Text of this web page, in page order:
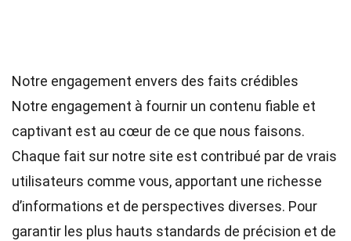
Notre engagement envers des faits crédibles
Notre engagement à fournir un contenu fiable et
captivant est au cœur de ce que nous faisons.
Chaque fait sur notre site est contribué par de vrais
utilisateurs comme vous, apportant une richesse
d’informations et de perspectives diverses. Pour
garantir les plus hauts standards de précision et de